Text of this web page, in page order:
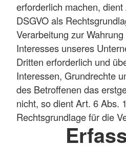
erforderlich machen,
DSGVO als
Verarbeitung zur
Interesses unseres
Dritten erforderlich und
Interessen, Grundrechte
des Betroffenen das
nicht, so dient Art. 6 Abs.
Rechtsgrundlage für die